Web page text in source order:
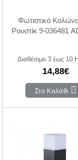
Φωτιστικό
Ρουστίκ 9-036481
Διαθέσιμο 3 έως 10
14,88€
Στο Καλάθι